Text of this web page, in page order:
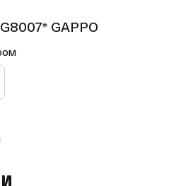
Душ гарнитур хром G8007* GAPPO